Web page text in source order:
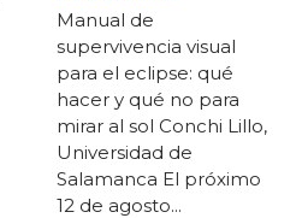
Manual de
supervivencia visual
para el eclipse: qué
hacer y qué no para
mirar al sol Conchi Lillo,
Universidad de
Salamanca El próximo
12 de agosto...